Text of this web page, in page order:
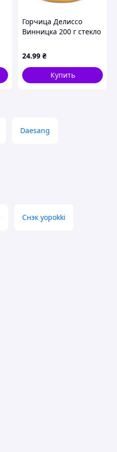
Горчица Делиссо
Винницка 200 г стекло
24.99 ₴
Купить
Daesang
Снэк yopokki